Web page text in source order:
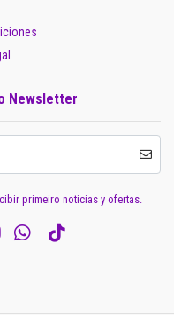
Newsletter
primeiro noticias y ofertas.